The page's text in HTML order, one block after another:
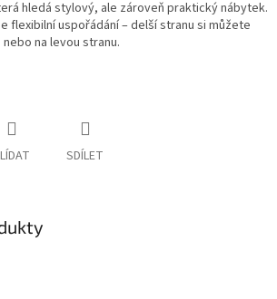
hledá stylový, ale zároveň praktický nábytek.
flexibilní uspořádání – delší stranu si můžete
na levou stranu.
SDÍLET